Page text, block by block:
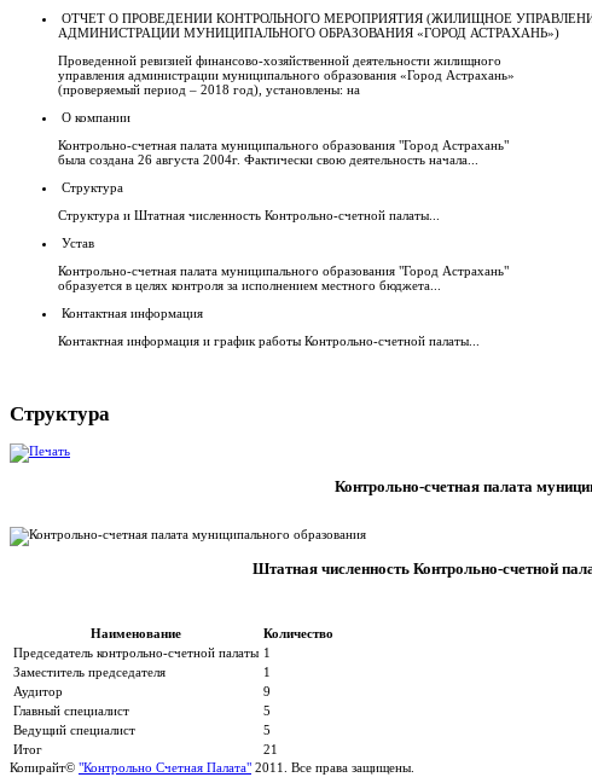
ОТЧЕТ О ПРОВЕДЕНИИ КОНТРОЛЬНОГО МЕРОПРИЯТИЯ (ЖИЛИЩНОЕ
АДМИНИСТРАЦИИ МУНИЦИПАЛЬНОГО ОБРАЗОВАНИЯ «ГОРОД АСТРАХАНЬ»)
Проведенной ревизией финансово-хозяйственной деятельности жилищного
управления администрации муниципального образования «Город Астрахань»
(проверяемый период – 2018 год), установлены: на
О компании
Контрольно-счетная палата муниципального образования "Город Астрахань"
была создана 26 августа 2004г. Фактически свою деятельность начала...
Структура
Структура и Штатная численность Контрольно-счетной палаты...
Устав
Контрольно-счетная палата муниципального образования "Город Астрахань"
образуется в целях контроля за исполнением местного бюджета...
Контактная информация
Контактная информация и график работы Контрольно-счетной палаты...
Структура
Контрольно-счетная палата
Штатная численность Контрольно-счетной
Наименование
Количество
Председатель контрольно-счетной палаты 1
Заместитель председателя
1
Аудитор
9
Главный специалист
5
Ведущий специалист
5
Итог
21
Копирайт© "Контрольно Счетная Палата" 2011. Все права защищены.